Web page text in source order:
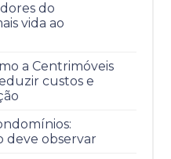
do
vida ao
a Centrimóveis
custos e
deve observar